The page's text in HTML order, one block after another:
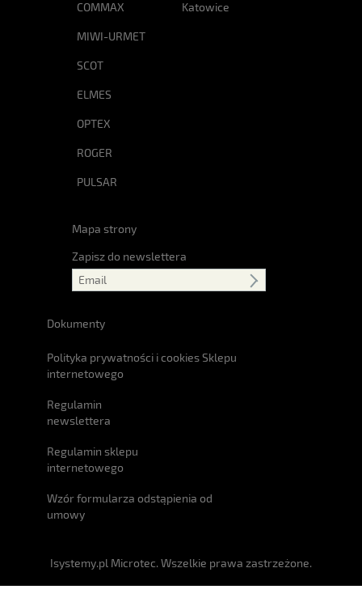
COMMAX
MIWI-URMET
SCOT
ELMES
OPTEX
ROGER
PULSAR
Katowice
Mapa strony
Zapisz do newslettera
Dokumenty
Polityka prywatności i cookies Sklepu
internetowego
Regulamin
newslettera
Regulamin sklepu
internetowego
Wzór formularza odstąpienia od
umowy
Isystemy.pl Microtec. Wszelkie prawa zastrzeżone.